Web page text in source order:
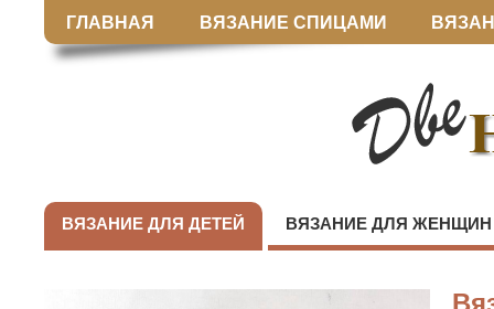
ГЛАВНАЯ ВЯЗАНИЕ СПИЦАМИ
ВЯЗАНИЕ ДЛЯ ДЕТЕЙ ВЯЗАНИЕ ДЛЯ ЖЕНЩИН